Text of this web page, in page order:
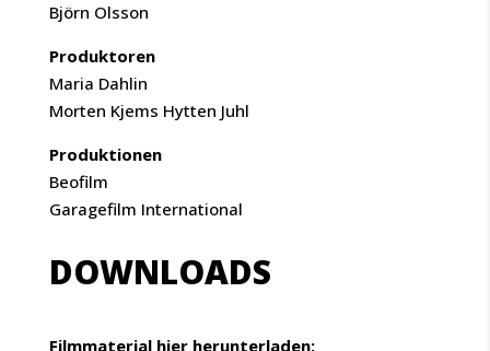
Björn Olsson
Produktoren
Maria Dahlin
Morten Kjems Hytten Juhl
Produktionen
Beofilm
Garagefilm International
DOWNLOADS
Filmmaterial hier herunterladen: